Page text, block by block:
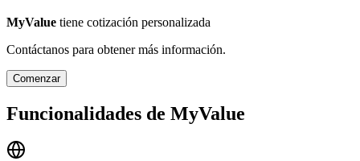
MyValue tiene cotización personalizada
Contáctanos para obtener más información.
Comenzar
Funcionalidades de MyValue